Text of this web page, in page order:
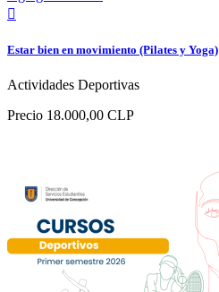

Estar bien en movimiento (Pilates y Yoga)
Actividades Deportivas
Precio 18.000,00 CLP